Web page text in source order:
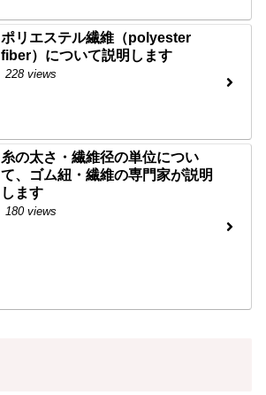
ポリエステル繊維（polyester
fiber）について説明します
228 views
糸の太さ・繊維径の単位につい
て、ゴム紐・繊維の専門家が説明
します
180 views